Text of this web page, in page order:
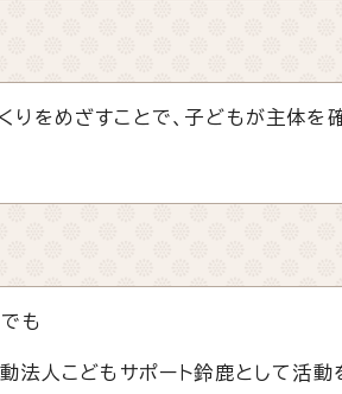
をめざすことで、子どもが主体を
も
人こどもサポート鈴鹿として活動を